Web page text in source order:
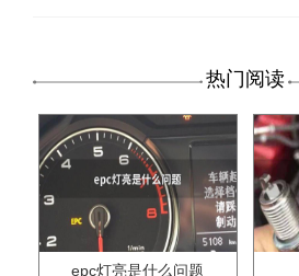
热门阅读
epc灯亮是什么问题